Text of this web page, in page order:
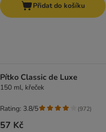
Přidat do košíku
Pítko Classic de Luxe
150 ml, křeček
57 Kč
Rating: 3.8/5 (972)